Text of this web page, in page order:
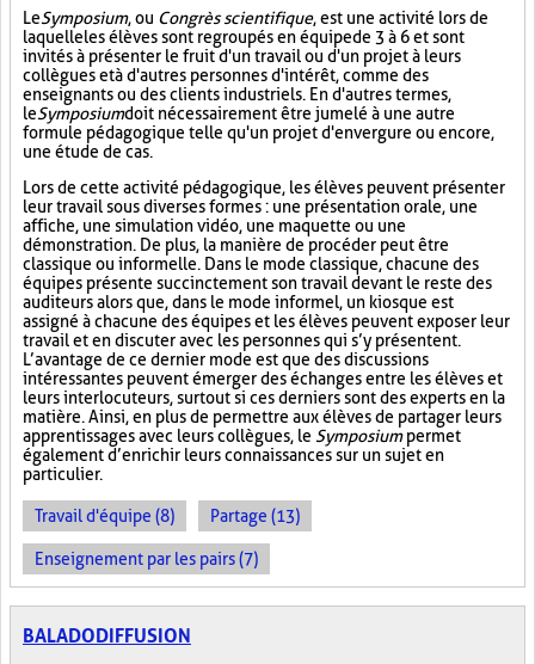
LeSymposium, ou Congrès scientifique, est une activité lors de
laquelle les élèves sont regroupés en équipe de 3 à 6 et sont
invités à présenter le fruit d'un travail ou d'un projet à leurs
collègues et à d'autres personnes d'intérêt, comme des
enseignants ou des clients industriels. En d'autres termes,
leSymposiumdoit nécessairement être jumelé à une autre
formule pédagogique telle qu'un projet d'envergure ou encore,
une étude de cas.
Lors de cette activité pédagogique, les élèves peuvent présenter
leur travail sous diverses formes : une présentation orale, une
affiche, une simulation vidéo, une maquette ou une
démonstration. De plus, la manière de procéder peut être
classique ou informelle. Dans le mode classique, chacune des
équipes présente succinctement son travail devant le reste des
auditeurs alors que, dans le mode informel, un kiosque est
assigné à chacune des équipes et les élèves peuvent exposer leur
travail et en discuter avec les personnes qui s’y présentent.
L’avantage de ce dernier mode est que des discussions
intéressantes peuvent émerger des échanges entre les élèves et
leurs interlocuteurs, surtout si ces derniers sont des experts en la
matière. Ainsi, en plus de permettre aux élèves de partager leurs
apprentissages avec leurs collègues, le Symposiumpermet
également d’enrichir leurs connaissances sur un sujet en
particulier.
Travail d'équipe (8) Partage (13)
Enseignement par les pairs (7)
BALADODIFFUSION